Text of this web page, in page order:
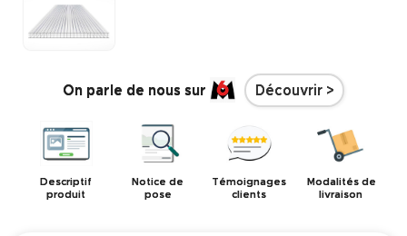
On parle de nous sur Découvrir >
Descriptif
produit
Notice de
pose
Témoignages
clients
Modalités de
livraison